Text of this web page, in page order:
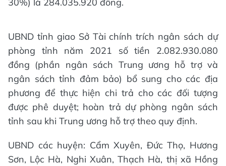
UBND tỉnh giao Sở Tài chính trích ngân sách dự
phòng tỉnh năm 2021 số tiền 2.082.930.080
đồng (phần ngân sách Trung ương hỗ trợ và
ngân sách tỉnh đảm bảo) bổ sung cho các địa
phương để thực hiện chi trả cho các đối tượng
được phê duyệt; hoàn trả dự phòng ngân sách
tỉnh sau khi Trung ương hỗ trợ theo quy định.
UBND các huyện: Cẩm Xuyên, Đức Thọ, Hương
Sơn, Lộc Hà, Nghi Xuân, Thạch Hà, thị xã Hồng